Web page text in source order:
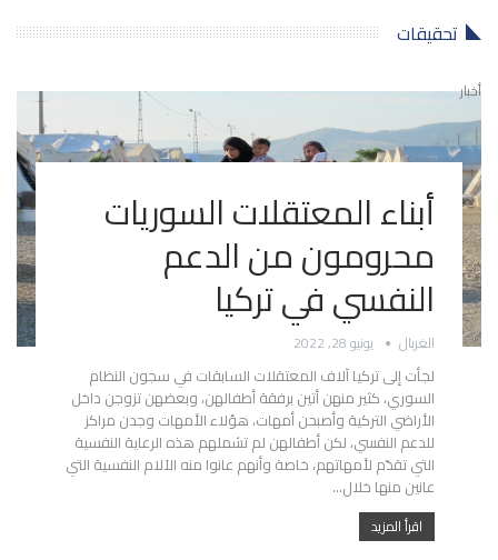
تحقيقات
أخبار
أبناء المعتقلات السوريات
محرومون من الدعم
النفسي في تركيا
الغربال يونيو 28, 2022
لجأت إلى تركيا آلاف المعتقلات السابقات في سجون النظام
السوري، كثير منهن أتين برفقة أطفالهن، وبعضهن تزوجن داخل
الأراضي التركية وأصبحن أمهات، هؤلاء الأمهات وجدن مراكز
للدعم النفسي، لكن أطفالهن لم تشملهم هذه الرعاية النفسية
التي تقدّم لأمهاتهم، خاصة وأنهم عانوا منه الآلام النفسية التي
عانين منها خلال…
اقرأ المزيد